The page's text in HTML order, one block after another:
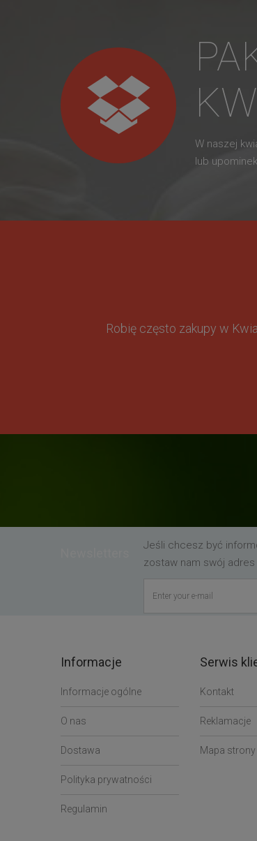
W naszej
lub
Robię często zakupy w
Jeśli chcesz być
zostaw nam swój adres
Informacje
Informacje ogólne
O nas
Dostawa
Polityka prywatności
Regulamin
Serwis
Kontakt
Reklamacje
Mapa strony